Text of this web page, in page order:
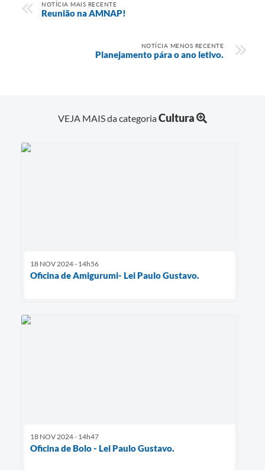
Diário Oficial
NOTÍCIA MAIS RECENTE
Reunião na AMNAP!
NOTÍCIA MENOS RECENTE
Planejamento pára o ano letivo.
VEJA MAIS da categoriaCultura
18 NOV 2024 - 14h56
Oficina de Amigurumi- Lei Paulo Gustavo.
18 NOV 2024 - 14h47
Oficina de Bolo - Lei Paulo Gustavo.